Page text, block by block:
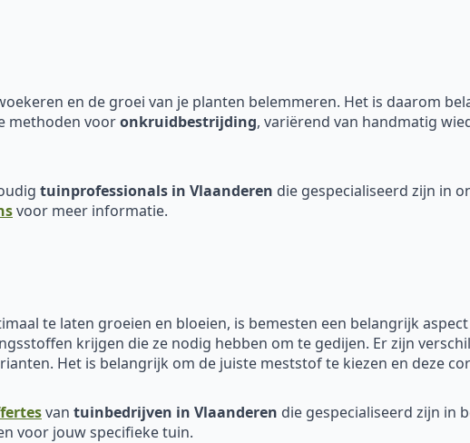
en de groei van je planten belemmeren. Het is daarom
methoden vooronkruidbestrijding, variërend van handmatig
tuinprofessionals in Vlaanderen die gespecialiseerd zijn in
voor meer informatie.
te laten groeien en bloeien, is bemesten een belangrijk
krijgen die ze nodig hebben om te gedijen. Er zijn
Het is belangrijk om de juiste meststof te kiezen en deze
van tuinbedrijven in Vlaanderen die gespecialiseerd zijn in
voor jouw specifieke tuin.